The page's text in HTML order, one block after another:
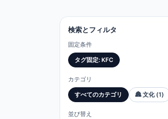
検索とフィルタ
固定条件
タグ固定: KFC
カテゴリ
すべてのカテゴリ 🏯 文化(1)
並び替え